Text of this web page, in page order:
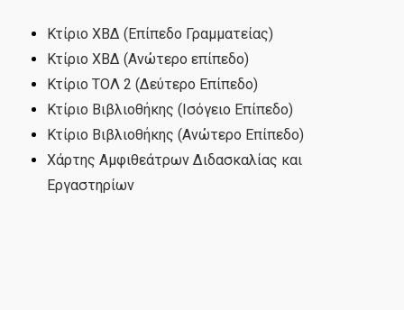
Κτίριο ΧΒΔ (Επίπεδο Γραμματείας)
Κτίριο ΧΒΔ (Ανώτερο επίπεδο)
Κτίριο ΤΟΛ 2 (Δεύτερο Επίπεδο)
Κτίριο Βιβλιοθήκης (Ισόγειο Επίπεδο)
Κτίριο Βιβλιοθήκης (Ανώτερο Επίπεδο)
Χάρτης Αμφιθεάτρων Διδασκαλίας και
Εργαστηρίων